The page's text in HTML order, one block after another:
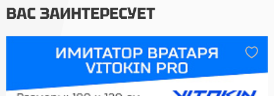
ВАС ЗАИНТЕРЕСУЕТ